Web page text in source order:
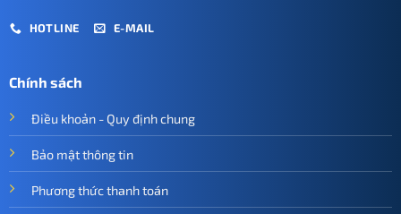
HOTLINE E-MAIL
Chính sách
Điều khoản - Quy định chung
Bảo mật thông tin
Phương thức thanh toán